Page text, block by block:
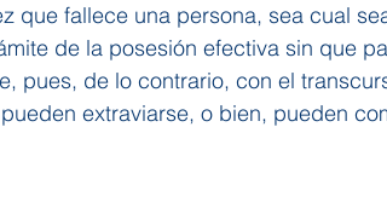
que fallece una persona, sea cual
de la posesión efectiva sin que
pues, de lo contrario, con el
extraviarse, o bien, pueden